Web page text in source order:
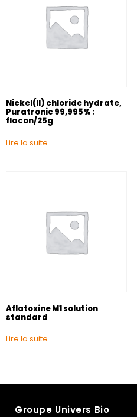
Nickel(II) chloride hydrate,
Puratronic 99,995% ;
flacon/25g
Lire la suite
Aflatoxine M1 solution
standard
Lire la suite
Groupe Univers Bio